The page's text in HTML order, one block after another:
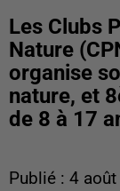
Les Clubs
Nature
organise
nature, et
de 8 à 17
Publié : 4